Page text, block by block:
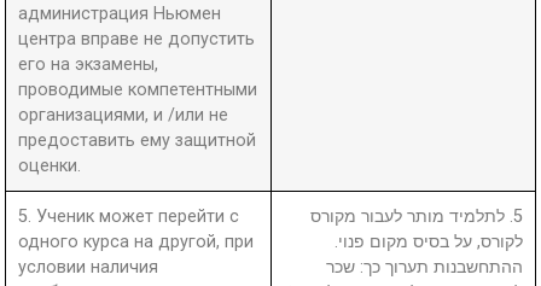
администрация Ньюмен
центра вправе не допустить
его на экзамены,
проводимые компетентными
организациями, и /или не
предоставить ему защитной
оценки.
5. Ученик может перейти с
одного курса на другой, при
условии наличия
5. לתלמיד מותר לעבור מקורס
לקורס, על בסיס מקום פנוי.
ההתחשבנות תערוך כך: שכר